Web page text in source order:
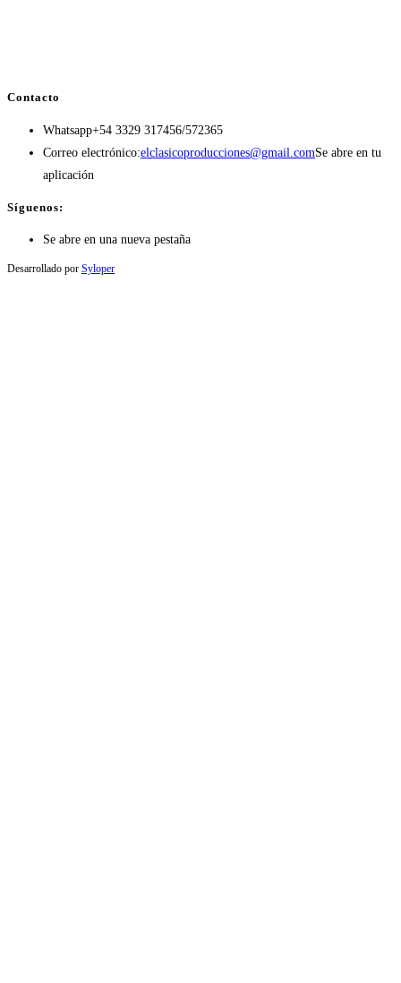
Contacto
Whatsapp+54 3329 317456/572365
Correo electrónico:elclasicoproducciones@gmail.comSe abre en tu
aplicación
Síguenos:
Se abre en una nueva pestaña
Desarrollado por Syloper